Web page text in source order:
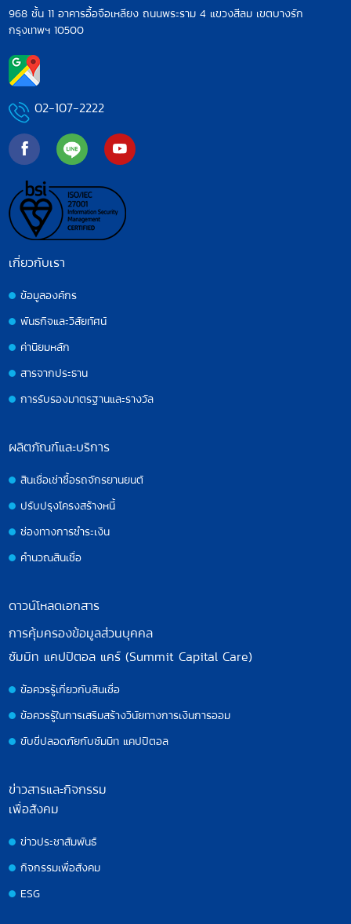
968 ชั้น 11 อาคารอื้อจือเหลียง ถนนพระราม 4 แขวงสีลม เขตบางรัก
กรุงเทพฯ 10500
02-107-2222
เกี่ยวกับเรา
ข้อมูลองค์กร
พันธกิจและวิสัยทัศน์
ค่านิยมหลัก
สารจากประธาน
การรับรองมาตรฐานและรางวัล
ผลิตภัณฑ์และบริการ
สินเชื่อเช่าซื้อรถจักรยานยนต์
ปรับปรุงโครงสร้างหนี้
ช่องทางการชำระเงิน
คำนวณสินเชื่อ
ดาวน์โหลดเอกสาร
การคุ้มครองข้อมูลส่วนบุคคล
ซัมมิท แคปปิตอล แคร์ (Summit Capital Care)
ข้อควรรู้เกี่ยวกับสินเชื่อ
ข้อควรรู้ในการเสริมสร้างวินัยทางการเงินการออม
ขับขี่ปลอดภัยกับซัมมิท แคปปิตอล
ข่าวสารและกิจกรรม
เพื่อสังคม
ข่าวประชาสัมพันธ์
กิจกรรมเพื่อสังคม
ESG